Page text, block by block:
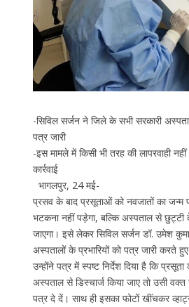
-सिविल सर्जन ने जिले के सभी सरकारी
पत्र जारी
-इस मामले में किसी भी तरह की लापरवाही नहीं
कार्रवाई
भागलपुर, 24 मई-
प्रसव के बाद प्रसूताओं को नवजातों का
भटकना नहीं पड़ेगा, बल्कि अस्पताल से छुट्टी
जाएगा। इसे लेकर सिविल सर्जन डॉ. उमेश
अस्पतालों के प्रभारियों को पत्र जारी करते हुए
उन्होंने पत्र में स्पष्ट निर्देश दिया है कि
अस्पताल से डिस्चार्ज किया जाए तो उसी
पत्र दे दें। साथ ही इसका फोटों खींचकर